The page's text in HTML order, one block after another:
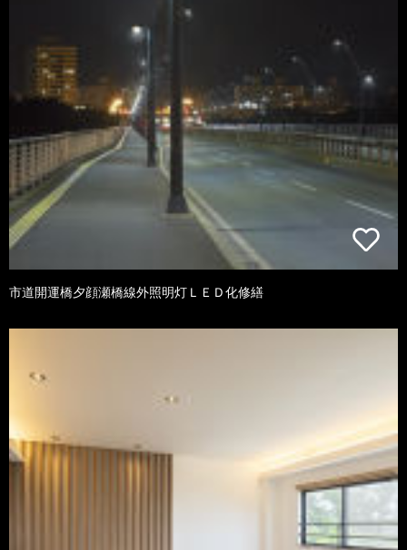
市道開運橋夕顔瀬橋線外照明灯ＬＥＤ化修繕